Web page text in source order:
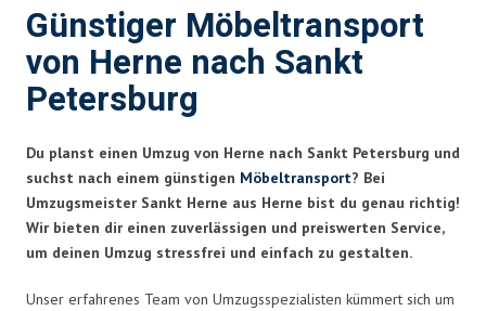
Günstiger Möbeltransport
von Herne nach Sankt
Petersburg
Du planst einen Umzug von Herne nach Sankt Petersburg und
suchst nach einem günstigen Möbeltransport? Bei
Umzugsmeister Sankt Herne aus Herne bist du genau richtig!
Wir bieten dir einen zuverlässigen und preiswerten Service,
um deinen Umzug stressfrei und einfach zu gestalten.
Unser erfahrenes Team von Umzugsspezialisten kümmert sich um